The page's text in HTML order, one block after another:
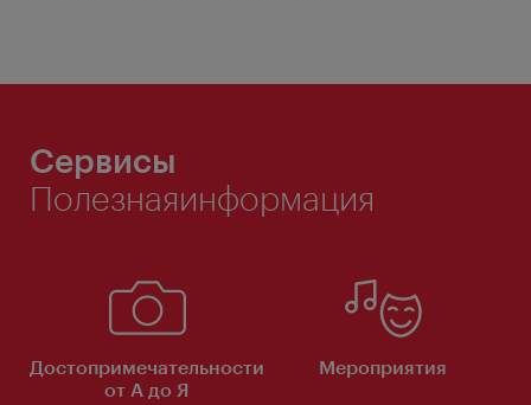
Сервисы
Полезнаяинформация
Достопримечательности
от А до Я
Мероприятия